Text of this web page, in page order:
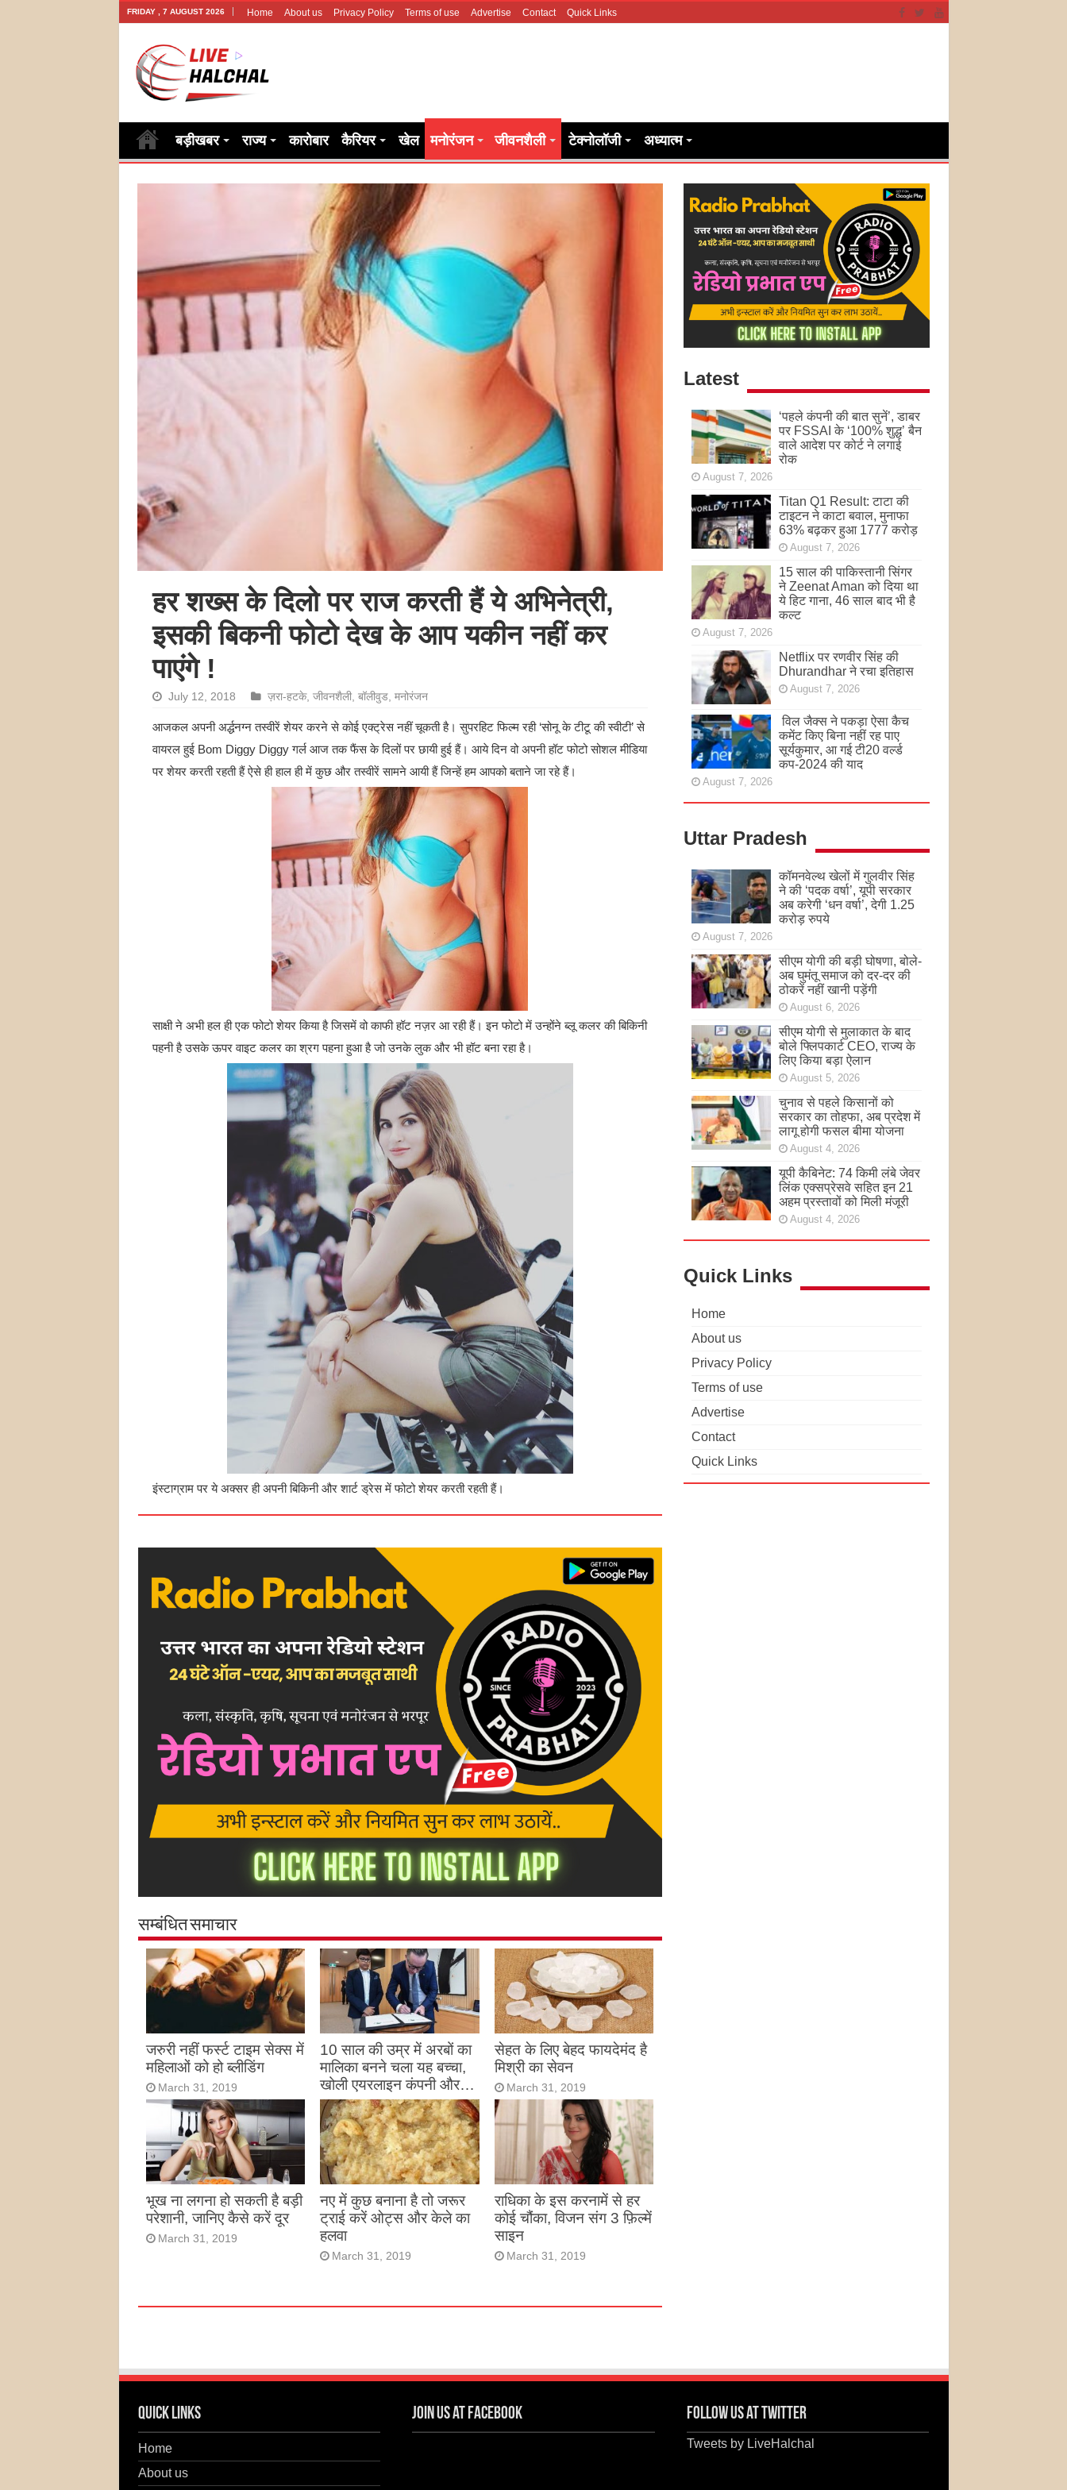
FRIDAY , 7 AUGUST 2026 Home About us Privacy Policy Terms of use Advertise Contact Quick Links
बड़ीखबर राज्य कारोबार कैरियर खेल मनोरंजन जीवनशैली टेक्नोलॉजी अध्यात्म
हर शख्स के दिलो पर राज करती हैं ये अभिनेत्री,
इसकी बिकनी फोटो देख के आप यकीन नहीं कर
पाएंगे !
July 12, 2018 ज़रा-हटके, जीवनशैली, बॉलीवुड, मनोरंजन
आजकल अपनी अर्द्धनग्न तस्वीरें शेयर करने से कोई एक्ट्रेस नहीं चूकती है। सुपरहिट फिल्म रही ‘सोनू के टीटू की स्‍वीटी’ से
वायरल हुई Bom Diggy Diggy गर्ल आज तक फैंस के दिलों पर छायी हुई हैं। आये दिन वो अपनी हॉट फोटो सोशल मीडिया
पर शेयर करती रहती हैं ऐसे ही हाल ही में कुछ और तस्वीरें सामने आयी हैं जिन्हें हम आपको बताने जा रहे हैं।
साक्षी ने अभी हल ही एक फोटो शेयर किया है जिसमें वो काफी हॉट नज़र आ रही हैं। इन फोटो में उन्होंने ब्लू कलर की बिकिनी
पहनी है उसके ऊपर वाइट कलर का श्रग पहना हुआ है जो उनके लुक और भी हॉट बना रहा है।
इंस्टाग्राम पर ये अक्सर ही अपनी बिकिनी और शार्ट ड्रेस में फोटो शेयर करती रहती हैं।
सम्बंधित समाचार
जरुरी नहीं फर्स्ट टाइम सेक्स में
महिलाओं को हो ब्लीडिंग
March 31, 2019
10 साल की उम्र में अरबों का
मालिका बनने चला यह बच्चा,
खोली एयरलाइन कंपनी और…
March 31, 2019
सेहत के लिए बेहद फायदेमंद है
मिश्री का सेवन
March 31, 2019
भूख ना लगना हो सकती है बड़ी
परेशानी, जानिए कैसे करें दूर
March 31, 2019
नए में कुछ बनाना है तो जरूर
ट्राई करें ओट्स और केले का
हलवा
March 31, 2019
राधिका के इस करनामें से हर
कोई चौंका, विजन संग 3 फ़िल्में
साइन
March 31, 2019
Latest
‘पहले कंपनी की बात सुनें’, डाबर
पर FSSAI के ‘100% शुद्ध’ बैन
वाले आदेश पर कोर्ट ने लगाई
रोक
August 7, 2026
Titan Q1 Result: टाटा की
टाइटन ने काटा बवाल, मुनाफा
63% बढ़कर हुआ 1777 करोड़
August 7, 2026
15 साल की पाकिस्तानी सिंगर
ने Zeenat Aman को दिया था
ये हिट गाना, 46 साल बाद भी है
कल्ट
August 7, 2026
Netflix पर रणवीर सिंह की
Dhurandhar ने रचा इतिहास
August 7, 2026
विल जैक्स ने पकड़ा ऐसा कैच
कमेंट किए बिना नहीं रह पाए
सूर्यकुमार, आ गई टी20 वर्ल्ड
कप-2024 की याद
August 7, 2026
Uttar Pradesh
कॉमनवेल्थ खेलों में गुलवीर सिंह
ने की ‘पदक वर्षा’, यूपी सरकार
अब करेगी ‘धन वर्षा’, देगी 1.25
करोड़ रुपये
August 7, 2026
सीएम योगी की बड़ी घोषणा, बोले-
अब घुमंतू समाज को दर-दर की
ठोकरें नहीं खानी पड़ेंगी
August 6, 2026
सीएम योगी से मुलाकात के बाद
बोले फ्लिपकार्ट CEO, राज्य के
लिए किया बड़ा ऐलान
August 5, 2026
चुनाव से पहले किसानों को
सरकार का तोहफा, अब प्रदेश में
लागू होगी फसल बीमा योजना
August 4, 2026
यूपी कैबिनेट: 74 किमी लंबे जेवर
लिंक एक्सप्रेसवे सहित इन 21
अहम प्रस्तावों को मिली मंजूरी
August 4, 2026
Quick Links
Home
About us
Privacy Policy
Terms of use
Advertise
Contact
Quick Links
Quick Links
Home
About us
Join us at Facebook Follow us at Twitter
Tweets by LiveHalchal